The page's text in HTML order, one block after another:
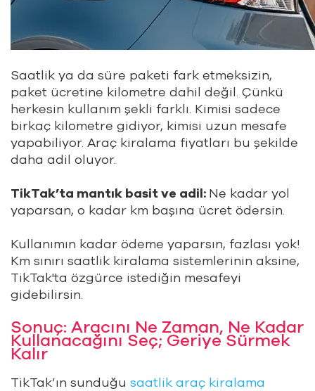
Saatlik ya da süre paketi fark etmeksizin,
paket ücretine kilometre dahil değil. Çünkü
herkesin kullanım şekli farklı. Kimisi sadece
birkaç kilometre gidiyor, kimisi uzun mesafe
yapabiliyor. Araç kiralama fiyatları bu şekilde
daha adil oluyor.
TikTak’ta mantık basit ve adil: Ne kadar yol
yaparsan, o kadar km başına ücret ödersin.
Kullanımın kadar ödeme yaparsın, fazlası yok!
Km sınırı saatlik kiralama sistemlerinin aksine,
TikTak'ta özgürce istediğin mesafeyi
gidebilirsin.
Sonuç: Aracını Ne Zaman, Ne Kadar
Kullanacağını Seç; Geriye Sürmek
Kalır
TikTak’ın sunduğu saatlik araç kiralama